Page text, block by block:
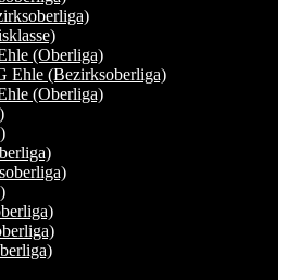
(Oberliga)
Ehle (Bezirksoberliga)
(Oberliga)